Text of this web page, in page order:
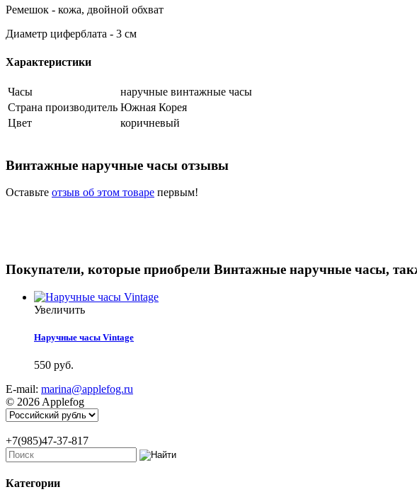
Ремешок - кожа, двойной обхват
Диаметр циферблата - 3 см
Характеристики
Часы
наручные винтажные часы
Страна производитель Южная Корея
Цвет
коричневый
Винтажные наручные часы отзывы
Оставьте отзыв об этом товаре первым!
Покупатели, которые приобрели Винтажные наручные часы,
Увеличить
Наручные часы Vintage
550 руб.
E-mail: marina@applefog.ru
© 2026 Applefog
+7(985)47-37-817
Категории